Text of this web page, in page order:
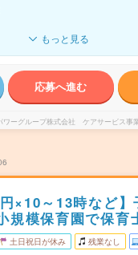
もっと見る
応募へ進む
ワーグループ株式会社 ケアサービス事業
×10～13時など
規模保育園で保育
土日祝日が休み 残業なし